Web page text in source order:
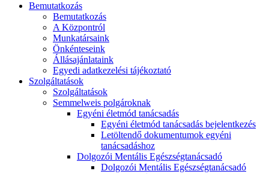
Bemutatkozás
Bemutatkozás
A Központról
Munkatársaink
Önkénteseink
Állásajánlataink
Egyedi adatkezelési tájékoztató
Szolgáltatások
Szolgáltatások
Semmelweis polgároknak
Egyéni életmód tanácsadás
Egyéni életmód tanácsadás bejelentkezés
Letöltendő dokumentumok egyéni
tanácsadáshoz
Dolgozói Mentális Egészségtanácsadó
Dolgozói Mentális Egészségtanácsadó